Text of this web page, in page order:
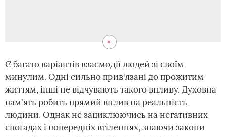
Є багато варіантів взаємодії людей зі своїм
минулим. Одні сильно прив'язані до прожитим
життям, інші не відчувають такого впливу. Духовна
пам'ять робить прямий вплив на реальність
людини. Однак не зациклюючись на негативних
спогадах і попередніх втіленнях, знаючи закони